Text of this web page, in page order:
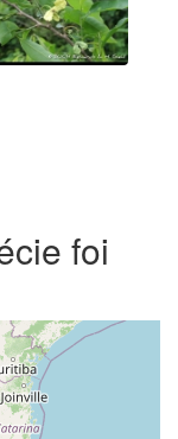
foi